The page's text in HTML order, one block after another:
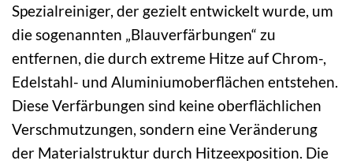
Spezialreiniger, der gezielt entwickelt wurde, um
die sogenannten „Blauverfärbungen“ zu
entfernen, die durch extreme Hitze auf Chrom-,
Edelstahl- und Aluminiumoberflächen entstehen.
Diese Verfärbungen sind keine oberflächlichen
Verschmutzungen, sondern eine Veränderung
der Materialstruktur durch Hitzeexposition. Die